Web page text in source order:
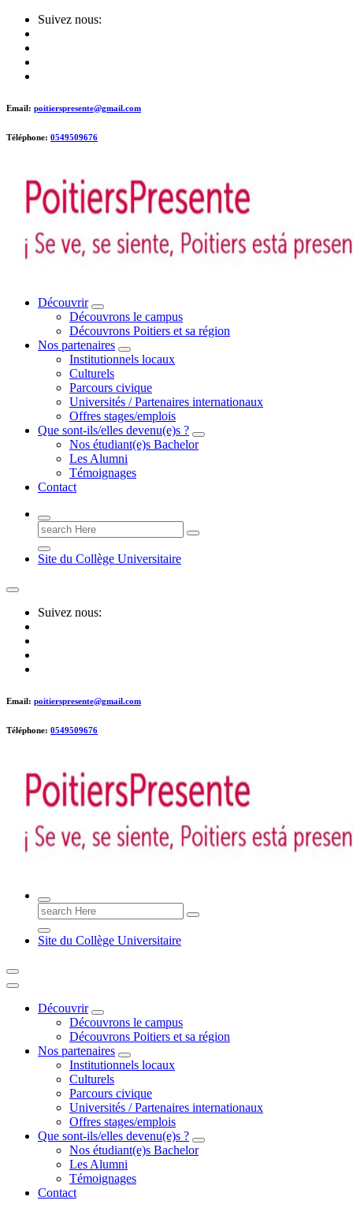
Skip
content
Suivez nous:
Email: poitierspresente@gmail.com
Téléphone: 0549509676
Poitiers presente !
Découvrir
Découvrons le campus
Découvrons Poitiers et sa région
Nos partenaires
Institutionnels locaux
Culturels
Parcours civique
Universités / Partenaires internationaux
Offres stages/emplois
Que sont-ils/elles devenu(e)s ?
Nos étudiant(e)s Bachelor
Les Alumni
Témoignages
Contact
Search
for:
Site du Collège Universitaire
Suivez nous:
Email: poitierspresente@gmail.com
Téléphone: 0549509676
Poitiers presente !
Search
for:
Site du Collège Universitaire
Découvrir
Découvrons le campus
Découvrons Poitiers et sa région
Nos partenaires
Institutionnels locaux
Culturels
Parcours civique
Universités / Partenaires internationaux
Offres stages/emplois
Que sont-ils/elles devenu(e)s ?
Nos étudiant(e)s Bachelor
Les Alumni
Témoignages
Contact